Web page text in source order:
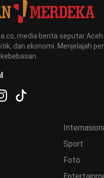
media berita seputar
dan ekonomi. Menjelajah
Sport
Foto